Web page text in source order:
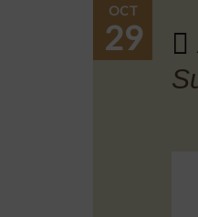
OCT
29